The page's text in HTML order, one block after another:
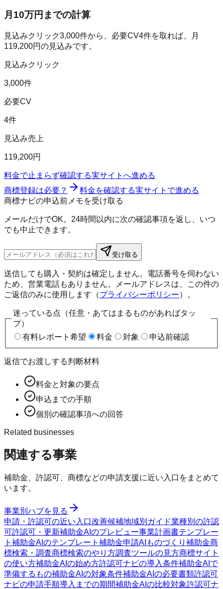
月10万円までの計算
見込みクリック3,000件から、必要CV4件を取れば、月
119,200円の見込みです。
見込みクリック
3,000件
必要CV
4件
見込み売上
119,200円
料金で止まらず確認する実サイトへ進める
商標登録は必要？
料金を確認する実サイトで進める
商標ナビの申込前メモを受け取る
メールだけでOK。24時間以内に次の確認事項を返し、いつ
でも中止できます。
受け取る
送信しても購入・契約は確定しません。電話番号を伺わない
ため、営業電話もありません。メールアドレスは、この件の
ご返信のみに使用します（プライバシーポリシー）。
迷っている点（任意・あてはまるものがあればタッ
プ）
有料レポート希望
料金 対象 申込前確認
返信でお渡しする判断材料
料金と対象の要点
申込までの手順
個別の確認事項への回答
Related businesses
関連する事業
補助金、許認可、商標などの申請支援に近い入口をまとめて
います。
事業別ハブを見る
申請・許認可の近い入口改善候補地域別ガイド業種別の許認
可許認可・更新補助金AIのプレビュー事業計画書テンプレー
ト 補助金AIのテンプレート 補助金申請AI ものづくり補助金商
標検索・調査商標検索のやり方調査ツールの見方商標サイト
の使い方補助金AIの始め方許認可ナビの導入条件補助金AIで
準備するもの補助金AIの対象条件補助金AIの必要書類許認可
ナビの申請手順導入までの期間補助金AIの比較対象許認可ナ